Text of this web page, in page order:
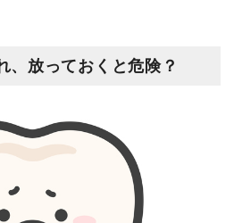
、放っておくと危険？